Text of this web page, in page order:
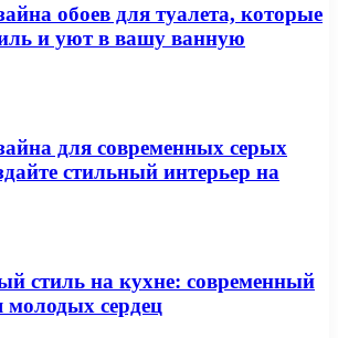
обоев для туалета, которые
и уют в вашу ванную
для современных серых
стильный интерьер на
стиль на кухне: современный
молодых сердец